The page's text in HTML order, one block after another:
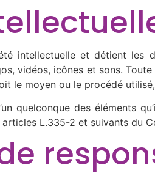
intellectuelle et détient les
vidéos, icônes et sons.
le moyen ou le procédé
quelconque des éléments
L.335-2 et suivants du